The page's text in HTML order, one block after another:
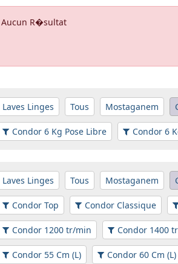
Aucun R�sultat
Laves Linges Tous Mostaganem
Condor 6 Kg Pose Libre Condor 6
Laves Linges Tous Mostaganem
Condor Top Condor Classique
Condor 1200 tr/min Condor 1400
Condor 55 Cm (L) Condor 60 Cm (L)